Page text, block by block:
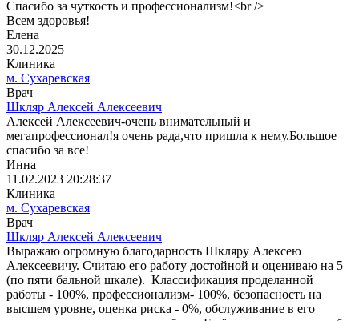
Спасибо за чуткость и профессионализм!<br />
Всем здоровья!
Елена
30.12.2025
Клиника
м. Сухаревская
Врач
Шкляр Алексей Алексеевич
Алексей Алексеевич-очень внимательный и
мегапрофессионал!я очень рада,что пришла к нему.Большое
спасибо за все!
Инна
11.02.2023 20:28:37
Клиника
м. Сухаревская
Врач
Шкляр Алексей Алексеевич
Выражаю огромную благодарность Шкляру Алексею
Алексеевичу. Считаю его работу достойной и оцениваю на 5
(по пяти бальной шкале). Классификация проделанной
работы - 100%, профессионализм- 100%, безопасность на
высшем уровне, оценка риска - 0%, обслуживание в его